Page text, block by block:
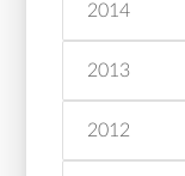
2014
2013
2012